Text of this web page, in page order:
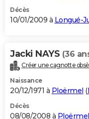
Décès
10/01/2009 à Longué-
Jacki NAYS (36
Créer une cagnotte
Naissance
20/12/1971 à Ploërmel (
Décès
08/08/2008 à Ploërmel